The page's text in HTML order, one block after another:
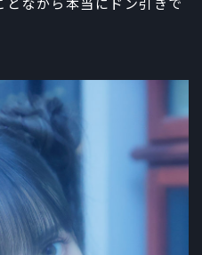
ながら本当にドン引きで